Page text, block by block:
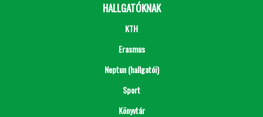
HALLGATÓKNAK
KTH
Erasmus
Neptun (hallgatói)
Sport
Könyvtár